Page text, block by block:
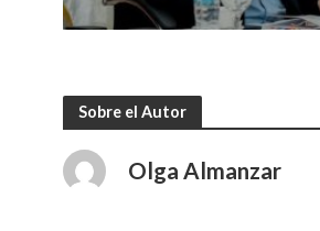
Sobre el Autor
Olga Almanzar